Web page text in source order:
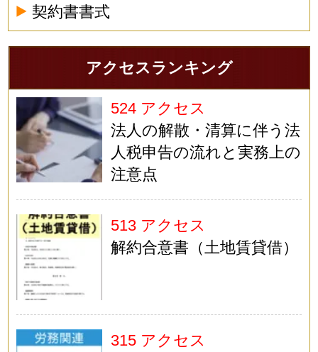
契約書書式
アクセスランキング
524 アクセス
法人の解散・清算に伴う法
人税申告の流れと実務上の
注意点
513 アクセス
解約合意書（土地賃貸借）
315 アクセス